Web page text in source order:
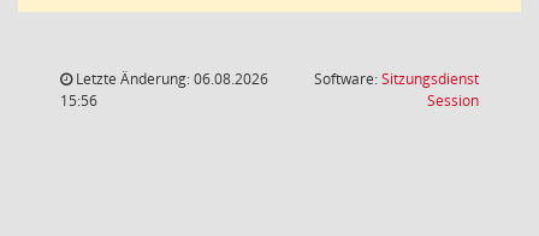
Letzte Änderung: 06.08.2026
15:56
Software:Sitzungsdienst
Session(Wird in